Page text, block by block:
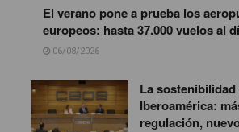
El verano pone a prueba los
europeos: hasta 37.000 vuelos al
06/08/2026
La sostenibilidad
Iberoamérica:
regulación,